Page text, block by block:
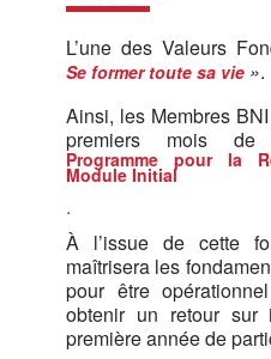
L’une des Valeurs
Se former toute sa vie ».
Ainsi, les Membres
premiers mois
Programme pour la
Module Initial
.
À l’issue de cette
maîtrisera les
pour être
obtenir un retour sur
première année de